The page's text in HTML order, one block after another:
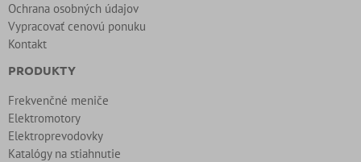
Ochrana osobných údajov
Vypracovať cenovú ponuku
Kontakt
PRODUKTY
Frekvenčné meniče
Elektromotory
Elektroprevodovky
Katalógy na stiahnutie